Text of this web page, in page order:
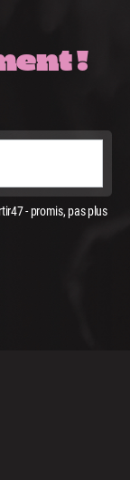
!
- promis, pas plus